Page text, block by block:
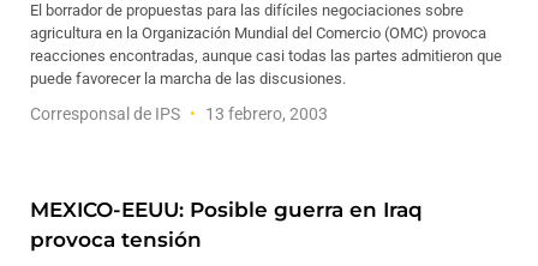
El borrador de propuestas para las difíciles negociaciones sobre
agricultura en la Organización Mundial del Comercio (OMC) provoca
reacciones encontradas, aunque casi todas las partes admitieron que
puede favorecer la marcha de las discusiones.
Corresponsal de IPS 13 febrero, 2003
MEXICO-EEUU: Posible guerra en Iraq
provoca tensión